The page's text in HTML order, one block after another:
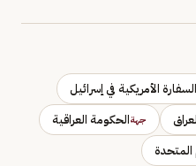
السفارة الأمريكية في إسرائيل
جهةالحكومة العراقية
المتحدة